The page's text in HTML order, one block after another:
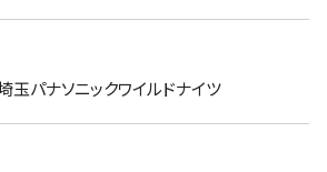
玉パナソニックワイルドナイツ